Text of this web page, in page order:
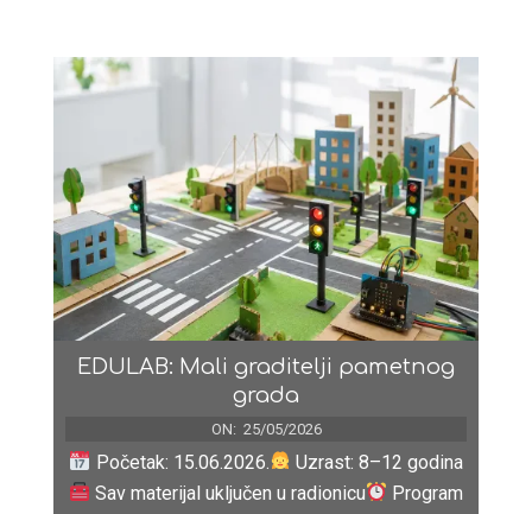
EDULAB: Mali graditelji pametnog
grada
ON: 25/05/2026
Početak: 15.06.2026.
Uzrast: 8–12 godina
Sav materijal uključen u radionicu
Program